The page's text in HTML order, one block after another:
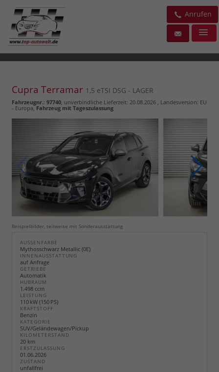
Anrufen
Cupra Terramar 1,5 eTSI DSG - LAGER
Fahrzeugnr.: 97740 , unverbindliche Lieferzeit: 20.08.2026 , Landesversion: EU
- Europa,Fahrzeug mit Tageszulassung
Beispielbilder, teilweise mit Sonderausstattung
AUSSENFARBE
Mythosschwarz Metallic (0E)
INNENAUSSTATTUNG
auf Anfrage
GETRIEBE
Automatik
HUBRAUM
1.498 ccm
LEISTUNG
110 kW (150 PS)
KRAFTSTOFF
Benzin
KATEGORIE
SUV/Geländewagen/Pickup
KILOMETERSTAND
20 km
ERSTZULASSUNG
01.06.2026
ZUSTAND
unfallfrei